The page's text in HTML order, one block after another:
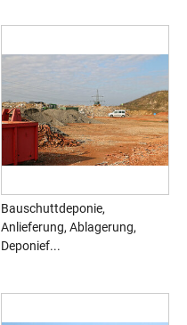
Bauschuttdeponie,
Anlieferung, Ablagerung,
Deponief...